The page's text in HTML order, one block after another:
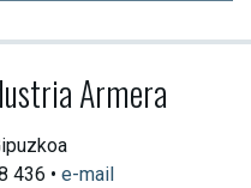
Armera
436 • e-mail